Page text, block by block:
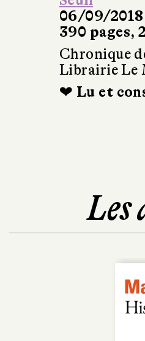
06/09/2018
390 pages,
Chronique
Librairie Le
❤ Lu et
Les